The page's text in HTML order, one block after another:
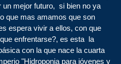
un mejor futuro, si bien no ya
que mas amamos que son
espera vivir a ellos, con que
enfrentarse?, es esta la
con la que nace la cuarta
"Hidroponia para jóvenes y